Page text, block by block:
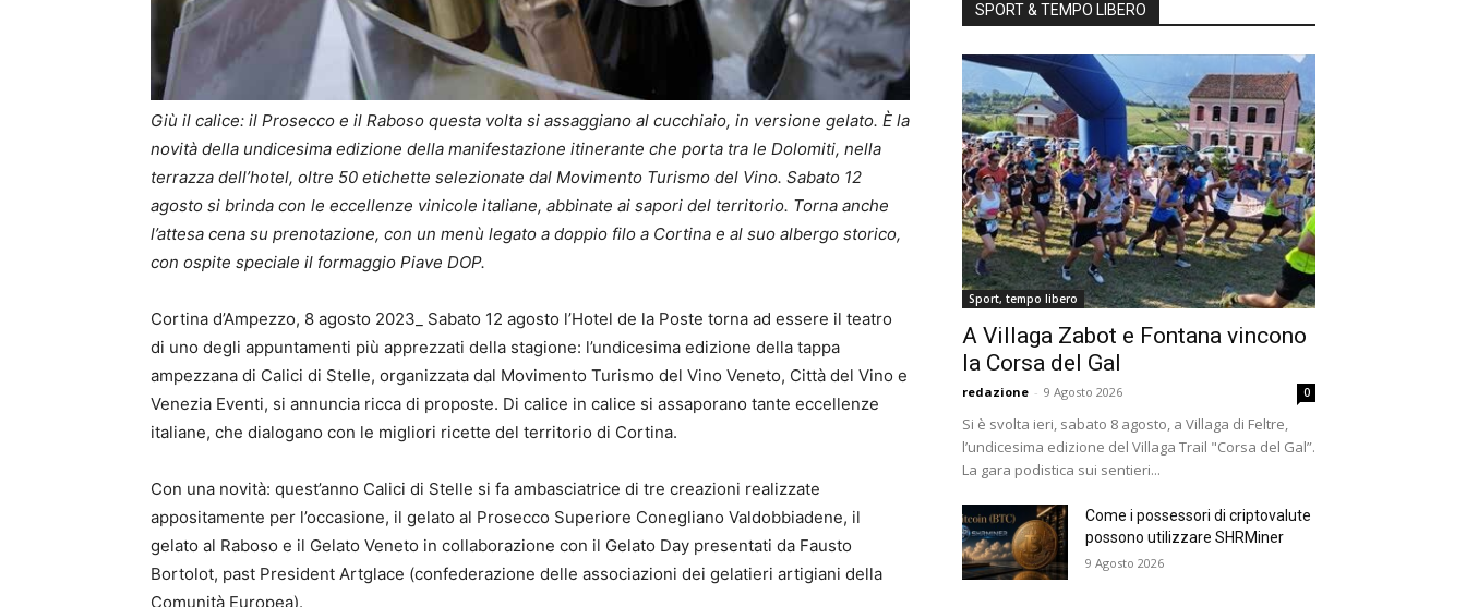
Giù il calice: il Prosecco e il Raboso questa volta si assaggiano al cucchiaio, in versione gelato. È la
novità della undicesima edizione della manifestazione itinerante che porta tra le Dolomiti, nella
terrazza dell’hotel, oltre 50 etichette selezionate dal Movimento Turismo del Vino. Sabato 12
agosto si brinda con le eccellenze vinicole italiane, abbinate ai sapori del territorio. Torna anche
l’attesa cena su prenotazione, con un menù legato a doppio filo a Cortina e al suo albergo storico,
con ospite speciale il formaggio Piave DOP.
Cortina d’Ampezzo, 8 agosto 2023_ Sabato 12 agosto l’Hotel de la Poste torna ad essere il teatro
di uno degli appuntamenti più apprezzati della stagione: l’undicesima edizione della tappa
ampezzana di Calici di Stelle, organizzata dal Movimento Turismo del Vino Veneto, Città del Vino e
Venezia Eventi, si annuncia ricca di proposte. Di calice in calice si assaporano tante eccellenze
italiane, che dialogano con le migliori ricette del territorio di Cortina.
Con una novità: quest’anno Calici di Stelle si fa ambasciatrice di tre creazioni realizzate
appositamente per l’occasione, il gelato al Prosecco Superiore Conegliano Valdobbiadene, il
gelato al Raboso e il Gelato Veneto in collaborazione con il Gelato Day presentati da Fausto
Bortolot, past President Artglace (confederazione delle associazioni dei gelatieri artigiani della
Comunità Europea).
SPORT & TEMPO LIBERO
Sport, tempo libero
A Villaga Zabot e Fontana vincono
la Corsa del Gal
redazione - 9 Agosto 2026 0
Si è svolta ieri, sabato 8 agosto, a Villaga di Feltre,
l’undicesima edizione del Villaga Trail "Corsa del Gal”.
La gara podistica sui sentieri...
Come i possessori di criptovalute
possono utilizzare SHRMiner
9 Agosto 2026